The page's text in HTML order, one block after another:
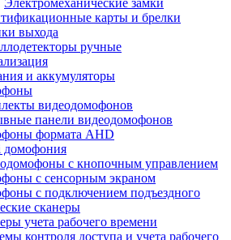
Электромеханические замки
карты и брелки
выхода
ручные
и аккумуляторы
видеодомофонов
панели видеодомофонов
формата AHD
домофония
с кнопочным управлением
с сенсорным экраном
с подключением подъездного
сканеры
учета рабочего времени
контроля доступа и учета рабочего